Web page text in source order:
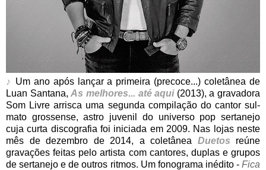
♪ Um ano após lançar a primeira (precoce...) coletânea de
Luan Santana,As melhores... até aqui(2013), a gravadora
Som Livre arrisca uma segunda compilação do cantor sul-
mato grossense, astro juvenil do universo pop sertanejo
cuja curta discografia foi iniciada em 2009. Nas lojas neste
mês de dezembro de 2014, a coletânea Duetos reúne
gravações feitas pelo artista com cantores, duplas e grupos
de sertanejo e de outros ritmos. Um fonograma inédito -Fica